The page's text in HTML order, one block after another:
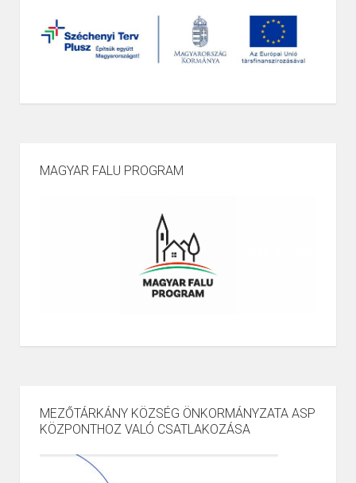
MAGYAR FALU PROGRAM
MEZŐTÁRKÁNY KÖZSÉG ÖNKORMÁNYZATA ASP
KÖZPONTHOZ VALÓ CSATLAKOZÁSA